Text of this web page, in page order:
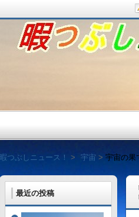
最近の投稿
暇つぶしニュース！ 宇宙 宇宙の果
暇つぶしニュー